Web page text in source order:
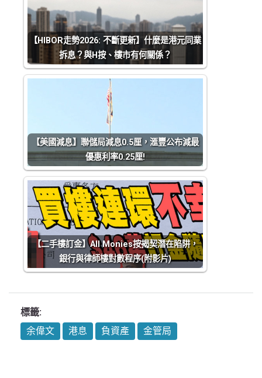
【HIBOR走勢2026: 不斷更新】什麼是港元同業
拆息？與H按、樓市有何關係？
【美國減息】聯儲局減息0.5厘，滙豐公布減最
優惠利率0.25厘!
【二手樓訂金】All Monies按揭契潛在陷阱，
銀行與律師樓對數程序(附影片)
標籤:
余偉文
港息 負資產 金管局